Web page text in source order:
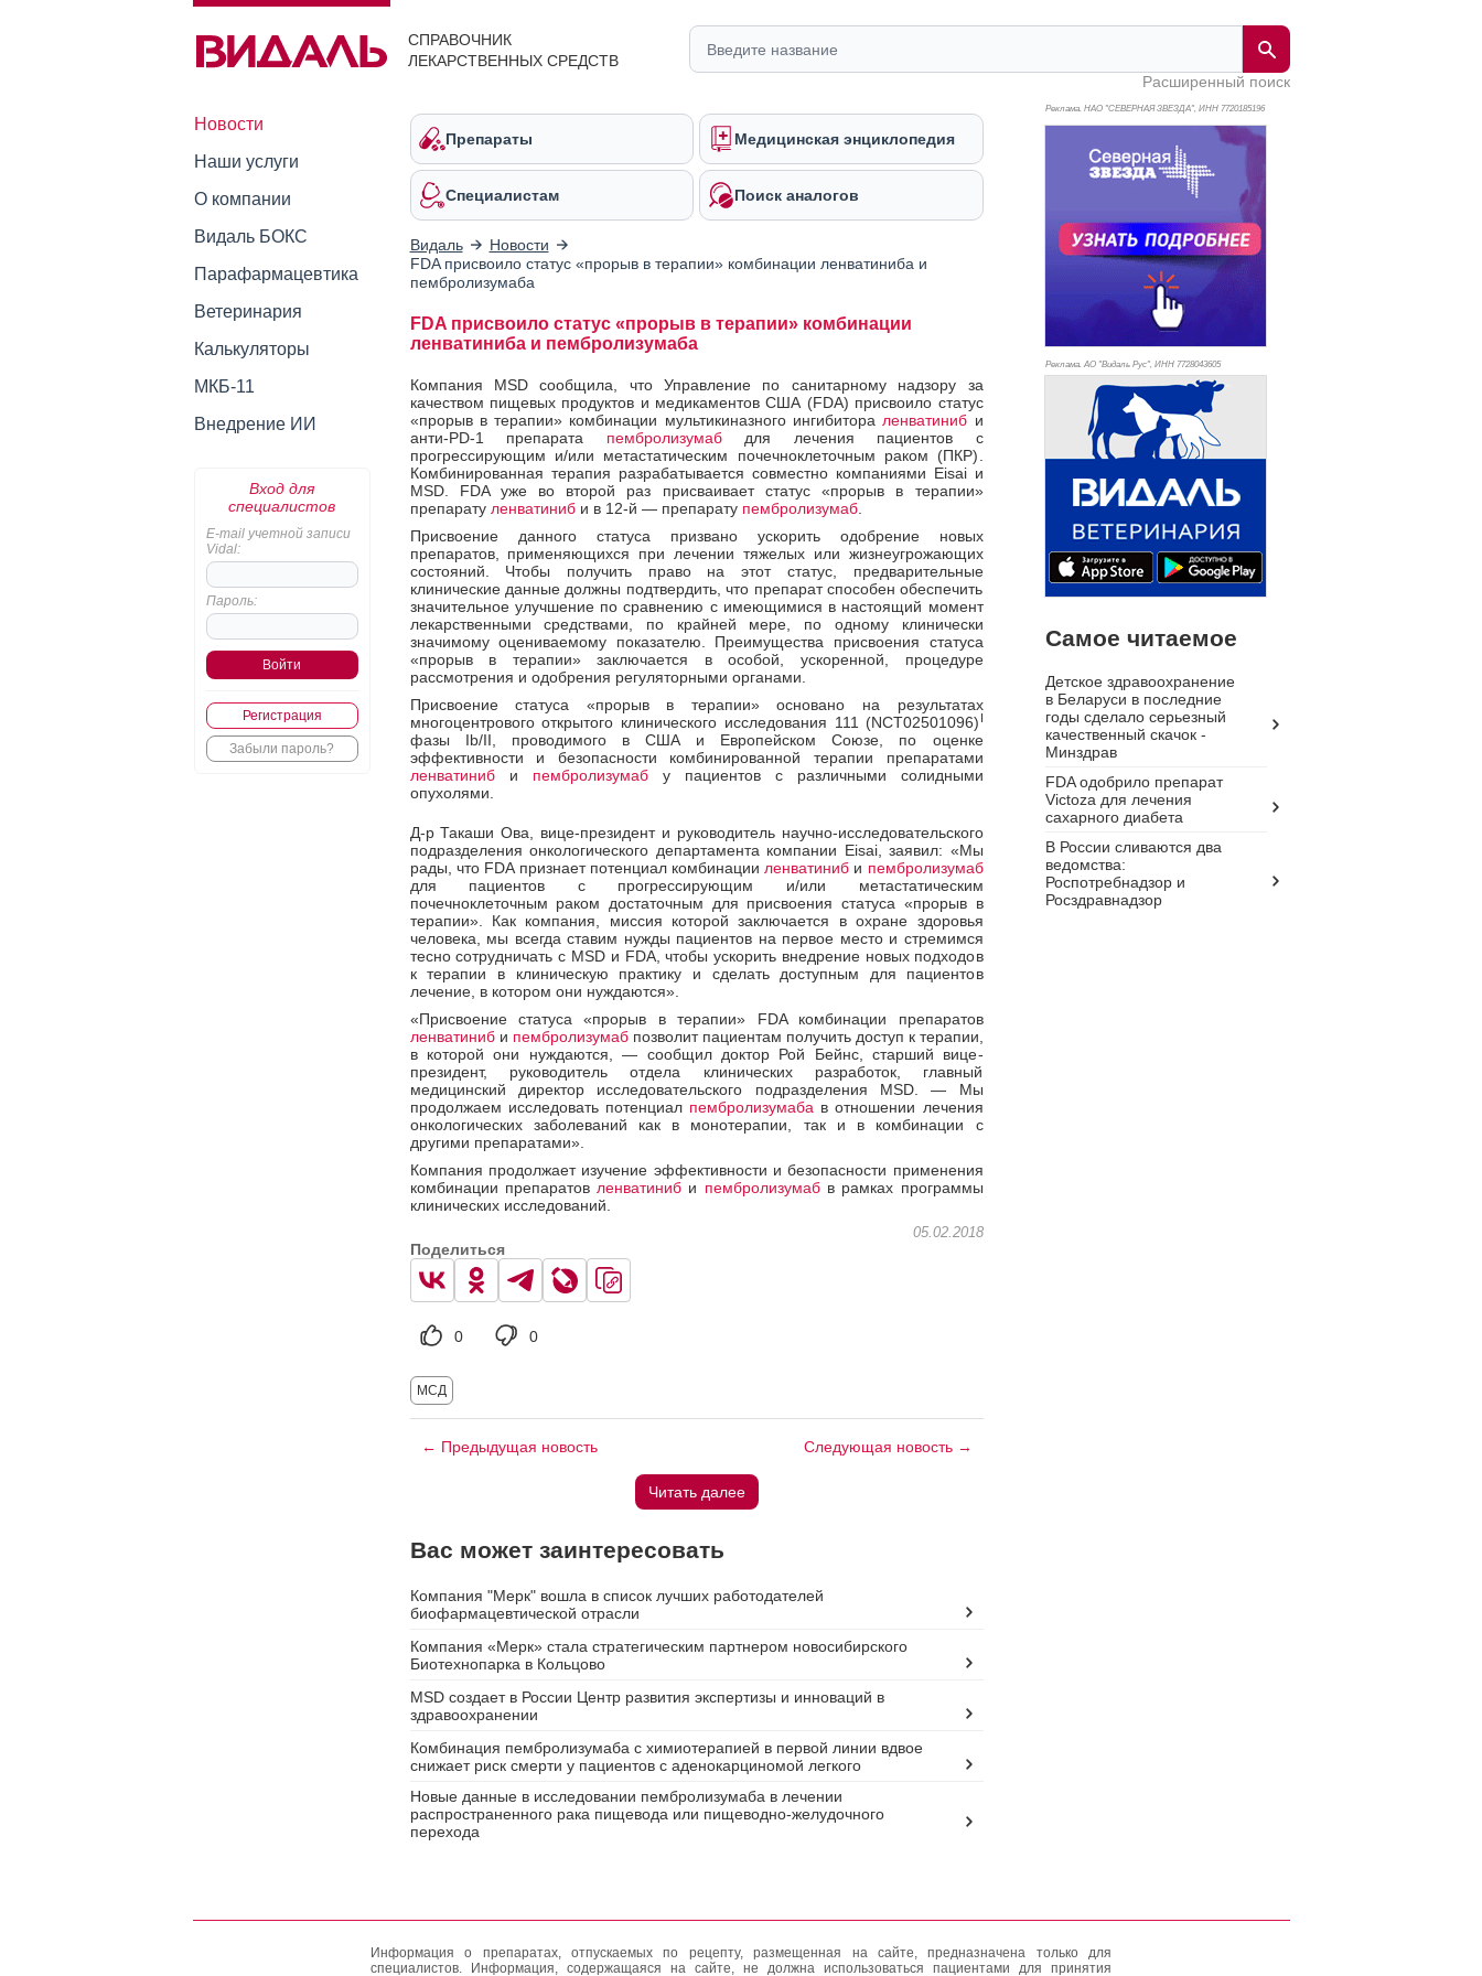
СПРАВОЧНИК
ЛЕКАРСТВЕННЫХ СРЕДСТВ
Расширенный поиск
Новости
Наши услуги
О компании
Видаль БОКС
Парафармацевтика
Ветеринария
Калькуляторы
МКБ-11
Внедрение ИИ
Вход для
специалистов
E-mail учетной записи
Vidal:
Пароль:
Регистрация
Забыли пароль?
Препараты Медицинская энциклопедия
Специалистам Поиск аналогов
Видаль
Новости
FDA присвоило статус «прорыв в терапии» комбинации ленватиниба и
пембролизумаба
FDA присвоило статус «прорыв в терапии» комбинации
ленватиниба и пембролизумаба
Компания MSD сообщила, что Управление по санитарному надзору за
качеством пищевых продуктов и медикаментов США (FDA) присвоило статус
«прорыв в терапии» комбинации мультикиназного ингибитора ленватиниб и
анти-PD-1 препарата пембролизумабдля лечения пациентов с
прогрессирующим и/или метастатическим почечноклеточным раком (ПКР).
Комбинированная терапия разрабатывается совместно компаниями Eisai и
MSD. FDA уже во второй раз присваивает статус «прорыв в терапии»
препарату ленватиниби в 12-й — препарату пембролизумаб.
Присвоение данного статуса призвано ускорить одобрение новых
препаратов, применяющихся при лечении тяжелых или жизнеугрожающих
состояний. Чтобы получить право на этот статус, предварительные
клинические данные должны подтвердить, что препарат способен обеспечить
значительное улучшение по сравнению с имеющимися в настоящий момент
лекарственными средствами, по крайней мере, по одному клинически
значимому оцениваемому показателю. Преимущества присвоения статуса
«прорыв в терапии» заключается в особой, ускоренной, процедуре
рассмотрения и одобрения регуляторными органами.
Присвоение статуса «прорыв в терапии» основано на результатах
многоцентрового открытого клинического исследования 111 (NCT02501096) I
фазы Ib/II, проводимого в США и Европейском Союзе, по оценке
эффективности и безопасности комбинированной терапии препаратами
ленватиниби пембролизумабу пациентов с различными солидными
опухолями.
Д-р Такаши Ова, вице-президент и руководитель научно-исследовательского
подразделения онкологического департамента компании Eisai, заявил: «Мы
рады, что FDA признает потенциал комбинации ленватиниб и пембролизумаб
для пациентов с прогрессирующим и/или метастатическим
почечноклеточным раком достаточным для присвоения статуса «прорыв в
терапии». Как компания, миссия которой заключается в охране здоровья
человека, мы всегда ставим нужды пациентов на первое место и стремимся
тесно сотрудничать с MSD и FDA, чтобы ускорить внедрение новых подходов
к терапии в клиническую практику и сделать доступным для пациентов
лечение, в котором они нуждаются».
«Присвоение статуса «прорыв в терапии» FDA комбинации препаратов
ленватиниби пембролизумабпозволит пациентам получить доступ к терапии,
в которой они нуждаются, — сообщил доктор Рой Бейнс, старший вице-
президент, руководитель отдела клинических разработок, главный
медицинский директор исследовательского подразделения MSD. — Мы
продолжаем исследовать потенциал пембролизумаба в отношении лечения
онкологических заболеваний как в монотерапии, так и в комбинации с
другими препаратами».
Компания продолжает изучение эффективности и безопасности применения
комбинации препаратов ленватиниб и пембролизумабв рамках программы
клинических исследований.
05.02.2018
Поделиться
0 0
МСД
← Предыдущая новость Следующая новость →
Читать далее
Вас может заинтересовать
Компания "Мерк" вошла в список лучших работодателей
биофармацевтической отрасли
Компания «Мерк» стала стратегическим партнером новосибирского
Биотехнопарка в Кольцово
MSD создает в России Центр развития экспертизы и инноваций в
здравоохранении
Комбинация пембролизумаба с химиотерапией в первой линии вдвое
снижает риск смерти у пациентов с аденокарциномой легкого
Новые данные в исследовании пембролизумаба в лечении
распространенного рака пищевода или пищеводно-желудочного
перехода
Реклама. НАО "СЕВЕРНАЯ ЗВЕЗДА", ИНН 7720185196
Реклама. АО "Видаль Рус", ИНН 7728043605
Самое читаемое
Детское здравоохранение
в Беларуси в последние
годы сделало серьезный
качественный скачок -
Минздрав
FDA одобрило препарат
Victoza для лечения
сахарного диабета
В России сливаются два
ведомства:
Роспотребнадзор и
Росздравнадзор
Информация о препаратах, отпускаемых по рецепту, размещенная на сайте, предназначена только для
специалистов. Информация, содержащаяся на сайте, не должна использоваться пациентами для принятия